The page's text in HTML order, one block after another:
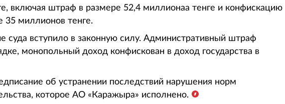
включая штраф в размере 52,4 миллионаа тенге и конфискацию
35 миллионов тенге.
суда вступило в законную силу. Административный штраф
монопольный доход конфискован в доход государства в
об устранении последствий нарушения норм
которое АО «Каражыра» исполнено.